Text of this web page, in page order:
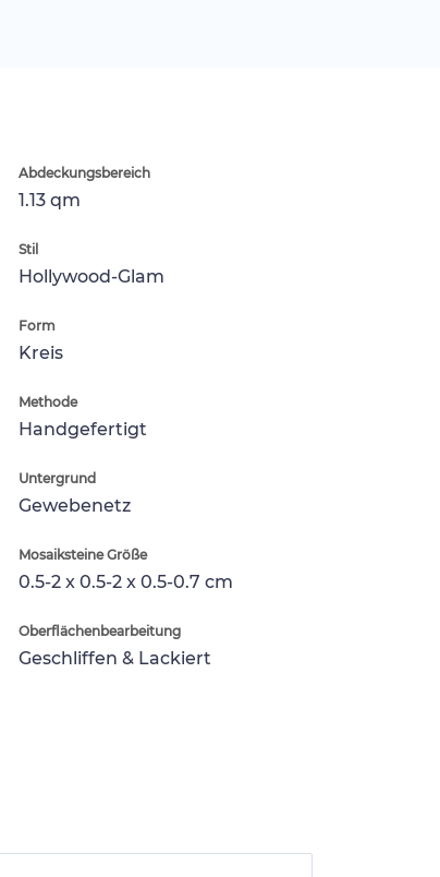
Abdeckungsbereich
1.13 qm
Stil
Hollywood-Glam
Form
Kreis
Methode
Handgefertigt
Untergrund
Gewebenetz
Mosaiksteine Größe
0.5-2 x 0.5-2 x 0.5-0.7 cm
Oberflächenbearbeitung
Geschliffen & Lackiert